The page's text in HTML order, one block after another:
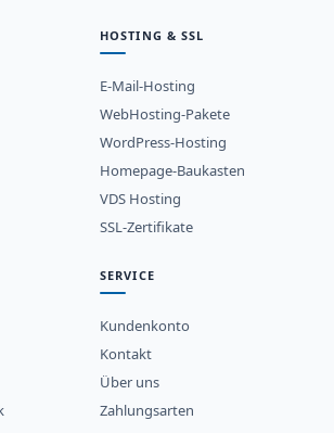
HOSTING & SSL
E-Mail-Hosting
WebHosting-Pakete
WordPress-Hosting
Homepage-Baukasten
VDS Hosting
SSL-Zertifikate
SERVICE
Kundenkonto
Kontakt
Über uns
Zahlungsarten